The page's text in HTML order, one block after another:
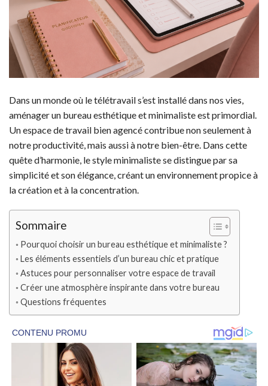
Dans un monde où le télétravail s’est installé dans nos vies,
aménager un bureau esthétique et minimaliste est primordial.
Un espace de travail bien agencé contribue non seulement à
notre productivité, mais aussi à notre bien-être. Dans cette
quête d’harmonie, le style minimaliste se distingue par sa
simplicité et son élégance, créant un environnement propice à
la création et à la concentration.
Sommaire
Pourquoi choisir un bureau esthétique et minimaliste ?
Les éléments essentiels d’un bureau chic et pratique
Astuces pour personnaliser votre espace de travail
Créer une atmosphère inspirante dans votre bureau
Questions fréquentes